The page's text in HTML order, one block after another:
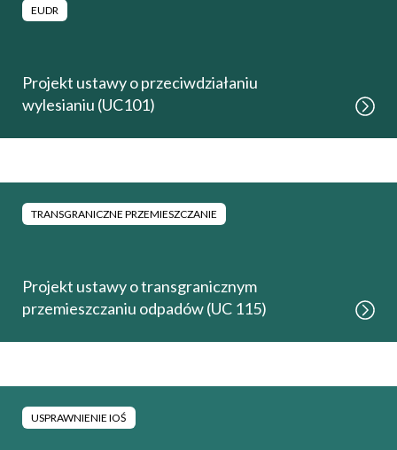
EUDR
Projekt ustawy o przeciwdziałaniu
wylesianiu (UC101)
TRANSGRANICZNE PRZEMIESZCZANIE
Projekt ustawy o transgranicznym
przemieszczaniu odpadów (UC 115)
USPRAWNIENIE IOŚ